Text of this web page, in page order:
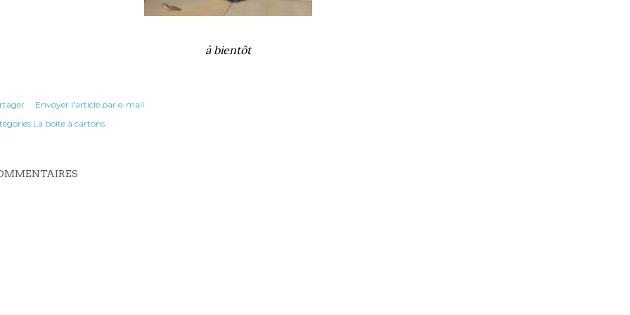
à bientôt
Envoyer l'article par e-mail
La boîte à cartons